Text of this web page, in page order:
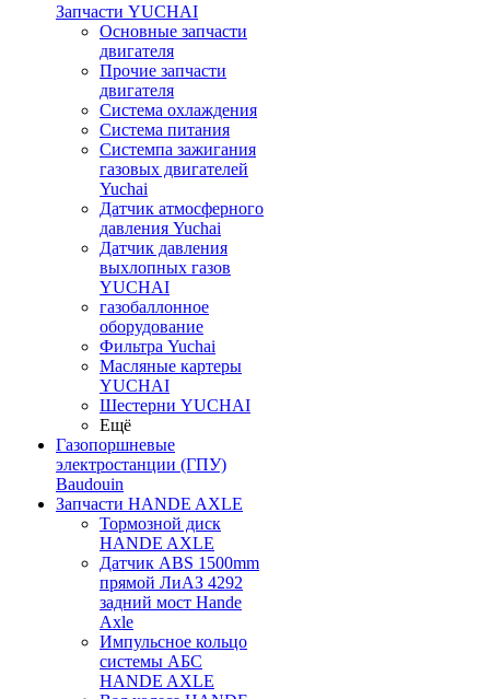
Запчасти YUCHAI
Основные запчасти
двигателя
Прочие запчасти
двигателя
Система охлаждения
Система питания
Системпа зажигания
газовых двигателей
Yuchai
Датчик атмосферного
давления Yuchai
Датчик давления
выхлопных газов
YUCHAI
газобаллонное
оборудование
Фильтра Yuchai
Масляные картеры
YUCHAI
Шестерни YUCHAI
Ещё
Газопоршневые
электростанции (ГПУ)
Baudouin
Запчасти HANDE AXLE
Тормозной диск
HANDE AXLE
Датчик ABS 1500mm
прямой ЛиАЗ 4292
задний мост Hande
Axle
Импульсное кольцо
системы АБС
HANDE AXLE